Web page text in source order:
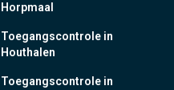
Horpmaal
Toegangscontrole in
Houthalen
Toegangscontrole in